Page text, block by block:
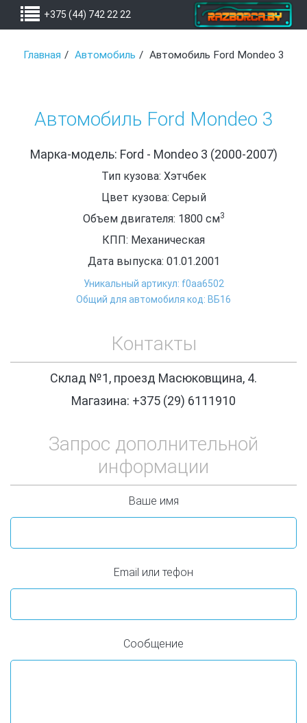
+375 (44) 742 22 22
Главная Автомобиль Автомобиль Ford Mondeo 3
Автомобиль Ford Mondeo 3
Марка-модель: Ford - Mondeo 3 (2000-2007)
Тип кузова: Хэтчбек
Цвет кузова: Серый
Объем двигателя: 1800 см3
КПП: Механическая
Дата выпуска: 01.01.2001
Уникальный артикул: f0aa6502
Общий для автомобиля код: ВБ16
Контакты
Склад №1, проезд Масюковщина, 4.
Магазина: +375 (29) 6111910
Запрос дополнительной
информации
Ваше имя
Email или тефон
Сообщение